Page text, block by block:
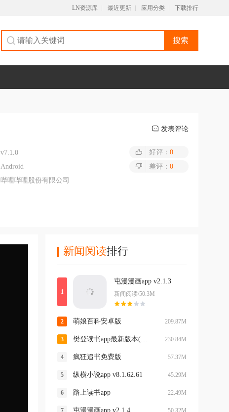
LN资源库 最近更新 应用分类 下载排行
搜索
发表评论
v7.1.0
Android
哔哩哔哩股份有限公司
好评： 0
差评： 0
新闻阅读排行
屯漫漫画app v2.1.3
新闻阅读/50.3M
萌娘百科安卓版 209.87M
樊登读书app最新版本(帆书) 230.84M
疯狂追书免费版 57.37M
纵横小说app v8.1.62.61 45.29M
路上读书app 22.49M
屯漫漫画app v2.1.4 50.32M